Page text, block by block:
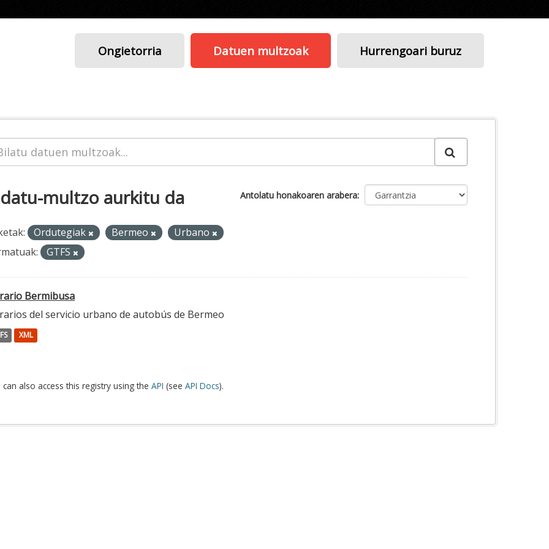
Ongietorria Datuen multzoak Hurrengoari buruz
Antolatu honakoaren arabera
multzo aurkitu da
Ordutegiak Bermeo
Urbano
GTFS
Bermibusa
del servicio urbano de autobús de Bermeo
XML
can also access this registry using the API (see API Docs).